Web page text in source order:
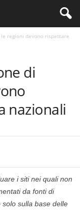
regioni devono rispettare
di
nazionali
i siti nei quali non
da fonti di
sulla base delle